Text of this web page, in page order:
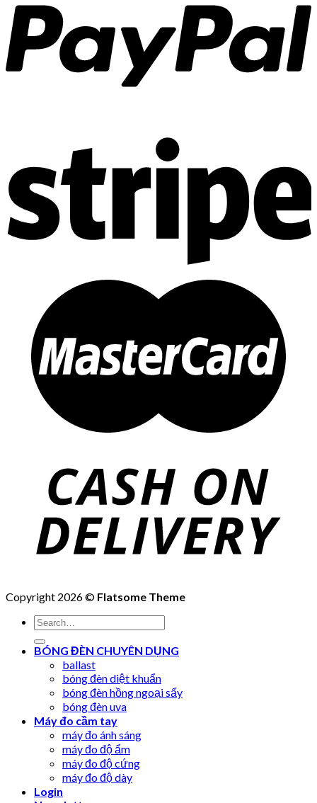
Copyright 2026 © Flatsome Theme
Search
for:
BÓNG ĐÈN CHUYÊN DỤNG
ballast
bóng đèn diệt khuẩn
bóng đèn hồng ngoại sấy
bóng đèn uva
Máy đo cầm tay
máy đo ánh sáng
máy đo độ ẩm
máy đo độ cứng
máy đo độ dày
Login